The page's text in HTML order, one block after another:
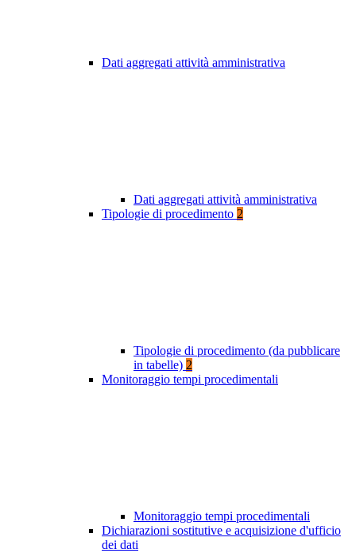
Dati aggregati attività amministrativa
Dati aggregati attività amministrativa
Tipologie di procedimento 2
Tipologie di procedimento (da pubblicare
in tabelle) 2
Monitoraggio tempi procedimentali
Monitoraggio tempi procedimentali
Dichiarazioni sostitutive e acquisizione d'ufficio
dei dati